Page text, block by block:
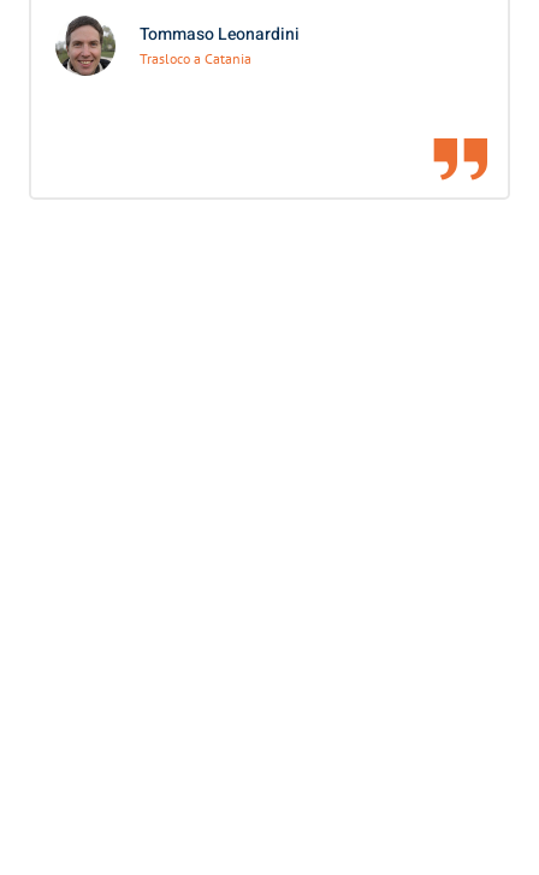
Tommaso Leonardini
Trasloco a Catania